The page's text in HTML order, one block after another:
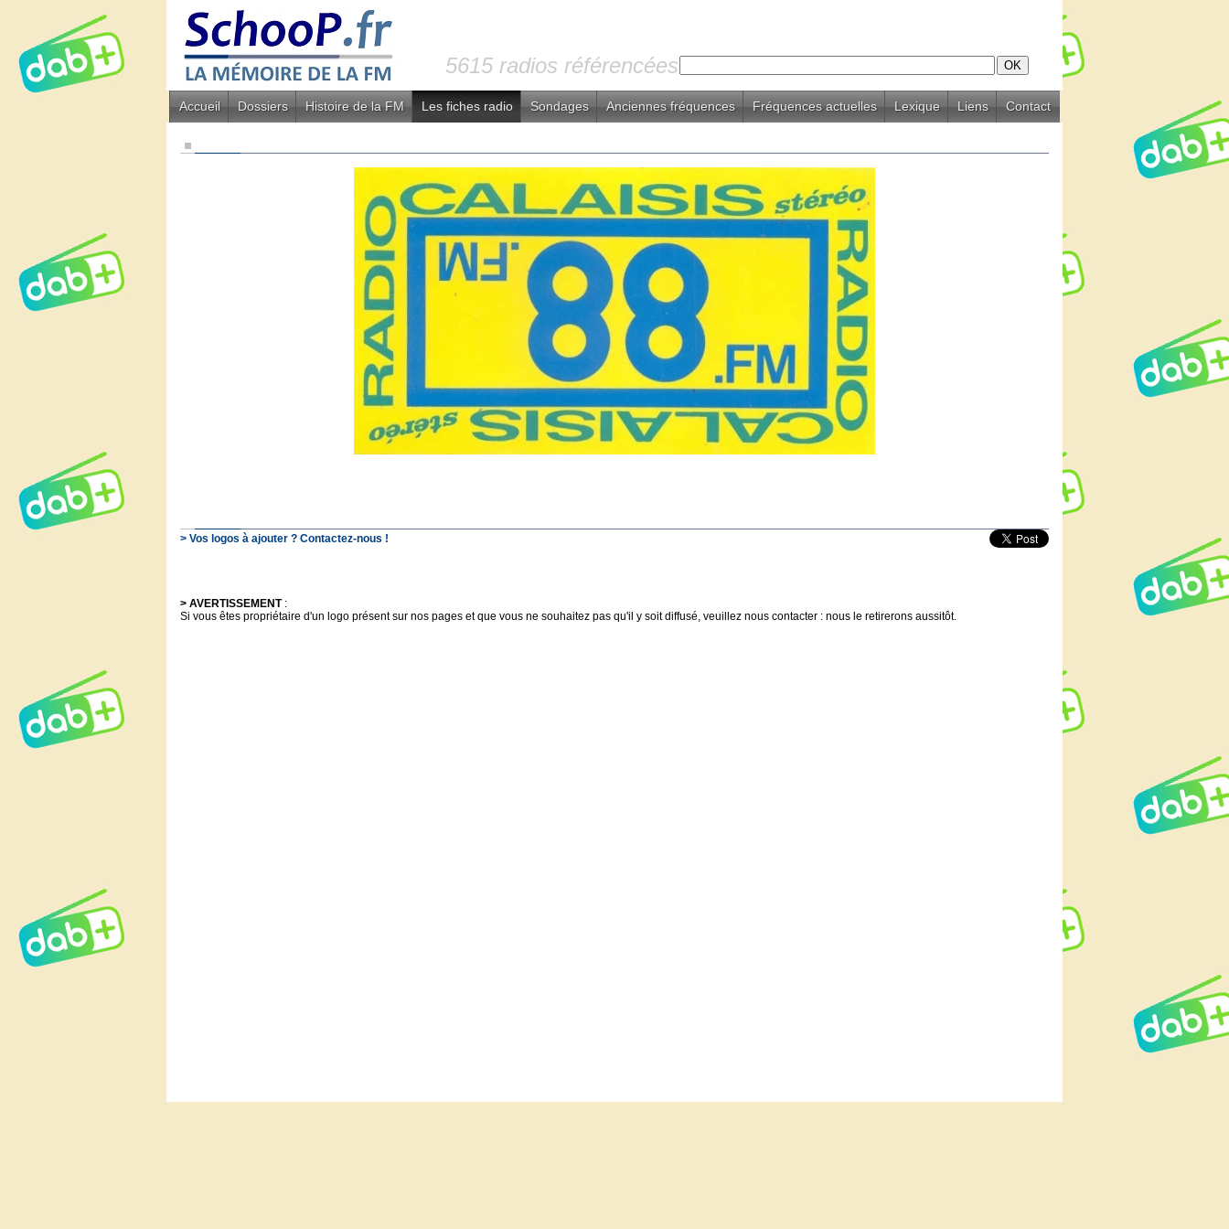
5615 radios référencées
Accueil Dossiers Histoire de la FM Les fiches radio Sondages Anciennes fréquences Fréquences actuelles Lexique Liens Contact
> Vos logos à ajouter ? Contactez-nous !
> AVERTISSEMENT:
Si vous êtes propriétaire d'un logo présent sur nos pages et que vous ne souhaitez pas qu'il y soit diffusé, veuillez nous contacter : nous le retirerons aussitôt.